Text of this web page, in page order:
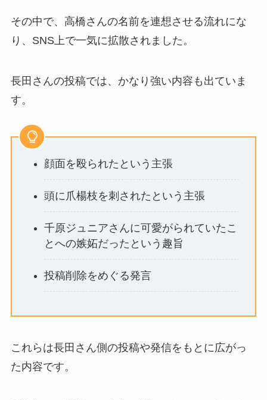
その中で、高橋さんの名前を連想させる流れにな
り、SNS上で一気に拡散されました。
長田さんの投稿では、かなり強い内容も出ていま
す。
顔面を殴られたという主張
頭に爪楊枝を刺されたという主張
千原ジュニアさんに可愛がられていたこ
とへの嫉妬だったという趣旨
投稿削除をめぐる発言
これらは長田さん側の投稿や発信をもとに広がっ
た内容です。